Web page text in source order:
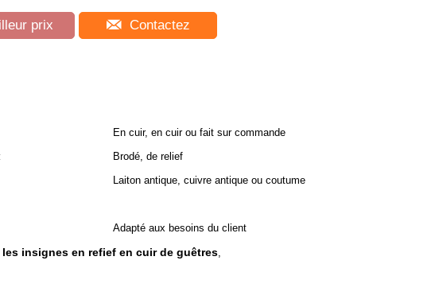
prix Contactez
En cuir, en cuir ou fait sur commande
Brodé, de relief
Laiton antique, cuivre antique ou coutume
Adapté aux besoins du client
insignes en refief en cuir de guêtres,